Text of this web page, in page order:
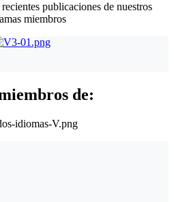
publicaciones de nuestros
miembros
de: